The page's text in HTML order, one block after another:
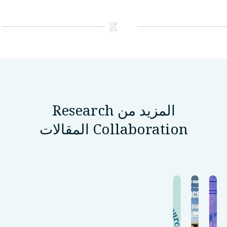
المزيد من Research
Collaboration المقالات